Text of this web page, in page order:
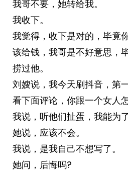
我哥不要，她转给我。
我收下。
我觉得，收下是对的，毕竟
该给钱，我哥是不好意思，
捞过他。
刘嫂说，我今天刷抖音，第
看下面评论，你跟一个女人
我说，听他们扯蛋，我能为
她说，应该不会。
我说，是我自己不想写了。
她问，后悔吗?